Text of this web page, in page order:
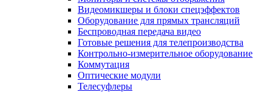
Видеомикшеры и блоки спецэффектов
Оборудование для прямых трансляций
Беспроводная передача видео
Готовые решения для телепроизводства
Контрольно-измерительное оборудование
Коммутация
Оптические модули
Телесуфлеры